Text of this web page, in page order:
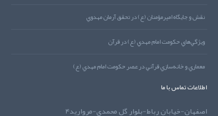
نقش و جايگاه اميرمؤمنان (ع) در تحقق آرمان مهدوي
ويژگي‌هاي حکومت امام مهدي (ع) در قرآن
معماري و خانه‌سازي قرآني در عصر حکومت امام مهدي (ع)
اطلاعات تماس با ما
اصفهان-خیابان رباط-بلوار گل محمدی-مروارید4